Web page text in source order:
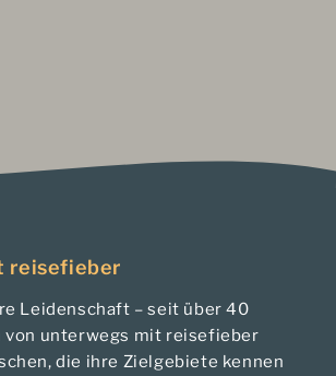
reisefieber
Leidenschaft – seit über 40
von unterwegs mit reisefieber
die ihre Zielgebiete kennen